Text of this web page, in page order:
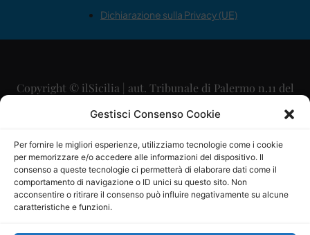
Gestisci Consenso Cookie
Per fornire le migliori esperienze, utilizziamo tecnologie come i cookie
per memorizzare e/o accedere alle informazioni del dispositivo. Il
consenso a queste tecnologie ci permetterà di elaborare dati come il
comportamento di navigazione o ID unici su questo sito. Non
acconsentire o ritirare il consenso può influire negativamente su alcune
caratteristiche e funzioni.
Dichiarazione sulla Privacy (UE)
Copyright © ilSicilia | aut. Tribunale di Palermo n.11 del
29/09/2015
Direttore Editoriale: Maurizio Scaglione
Direttore Responsabile: Maria Calabrese